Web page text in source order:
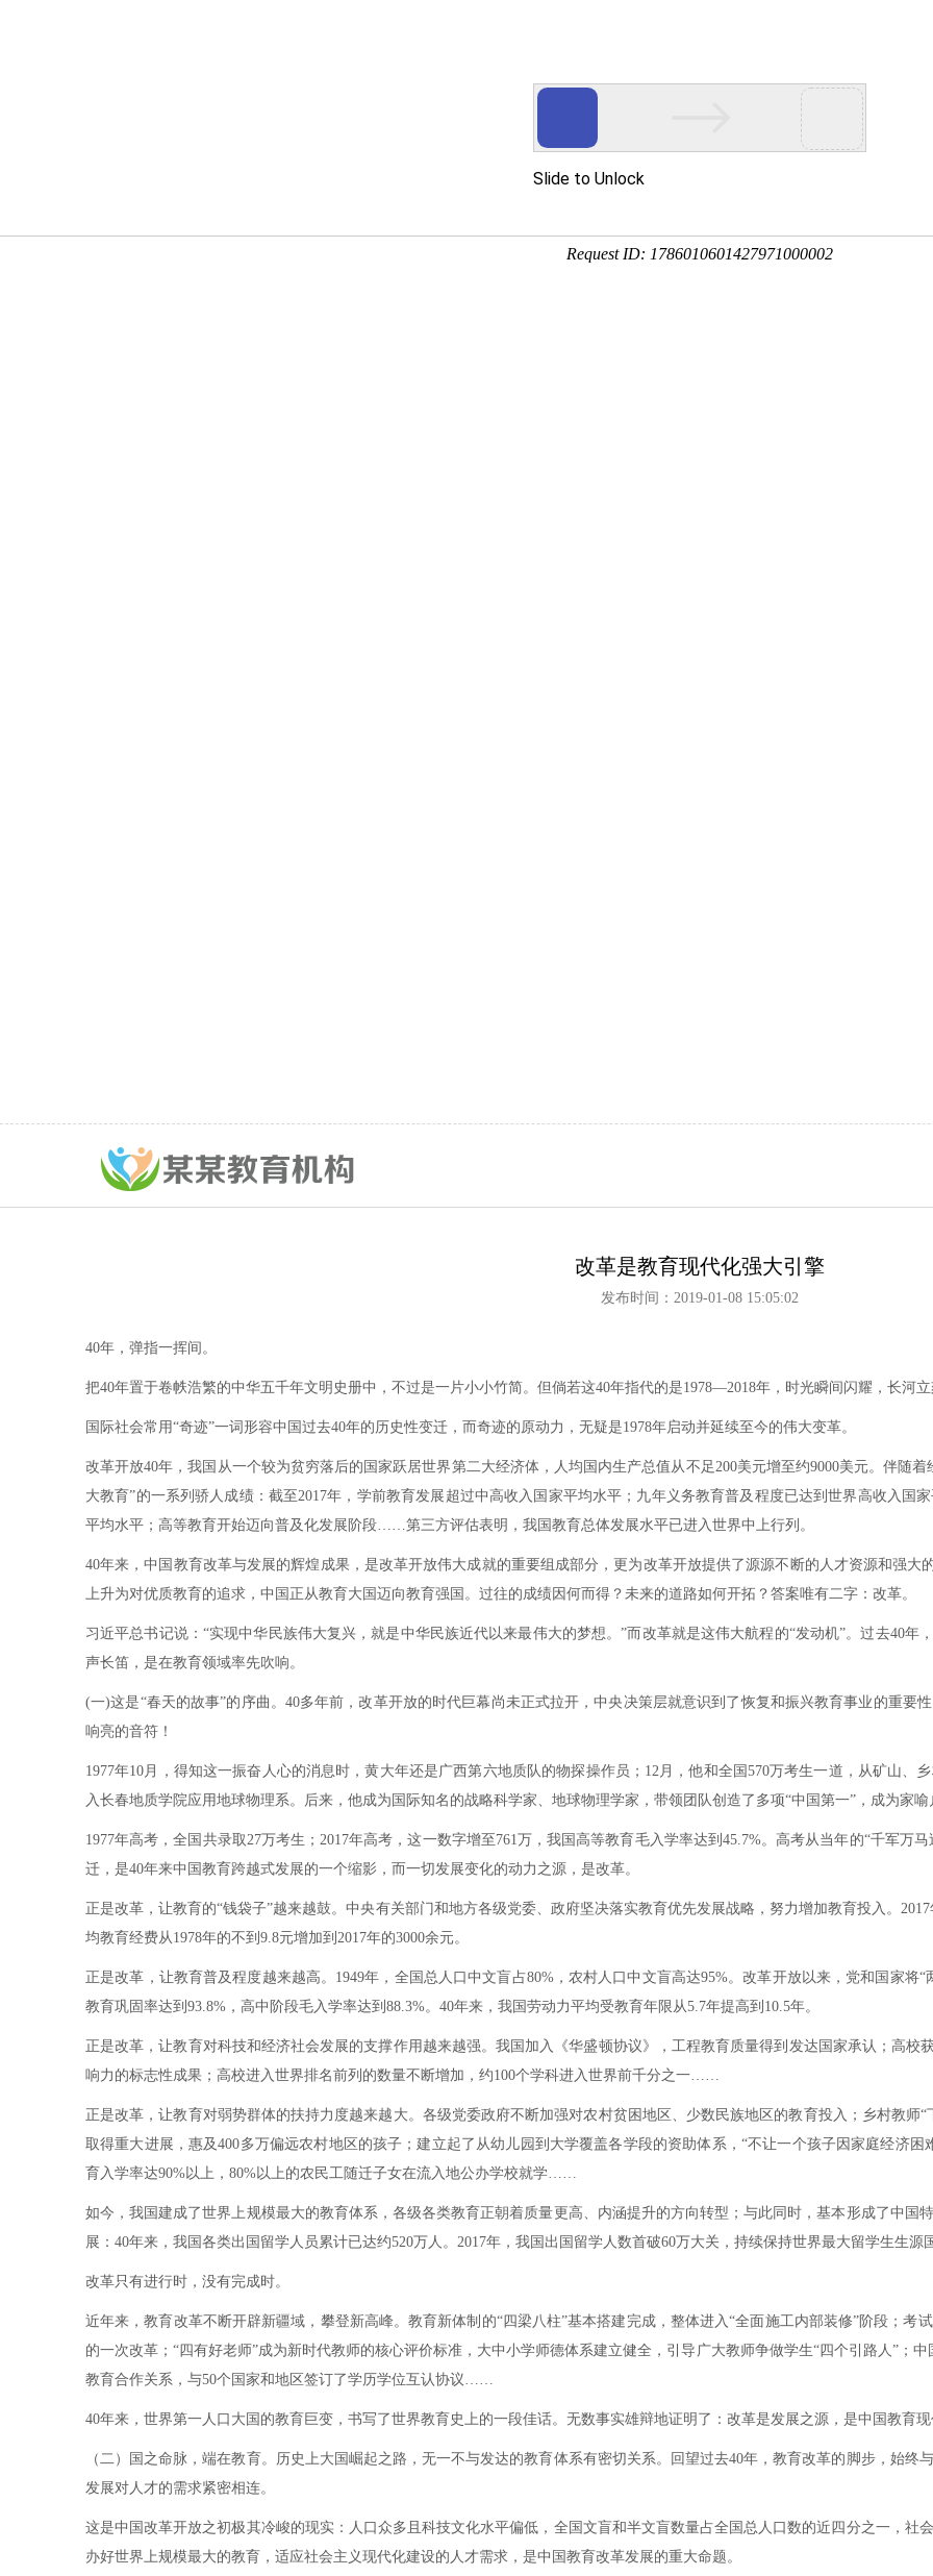
改革是教育现代化强大引擎
发布时间：2019-01-08 15:05:02
40年，弹指一挥间。
把40年置于卷帙浩繁的中华五千年文明史册中，不过是一片小小竹简。但倘若这40年指代的是1978—2018年，时光瞬间闪耀，长河立
国际社会常用“奇迹”一词形容中国过去40年的历史性变迁，而奇迹的原动力，无疑是1978年启动并延续至今的伟大变革。
改革开放40年，我国从一个较为贫穷落后的国家跃居世界第二大经济体，人均国内生产总值从不足200美元增至约9000美元。伴随
大教育”的一系列骄人成绩：截至2017年，学前教育发展超过中高收入国家平均水平；九年义务教育普及程度已达到世界高收入国
平均水平；高等教育开始迈向普及化发展阶段……第三方评估表明，我国教育总体发展水平已进入世界中上行列。
40年来，中国教育改革与发展的辉煌成果，是改革开放伟大成就的重要组成部分，更为改革开放提供了源源不断的人才资源和强大
上升为对优质教育的追求，中国正从教育大国迈向教育强国。过往的成绩因何而得？未来的道路如何开拓？答案唯有二字：改革。
习近平总书记说：“实现中华民族伟大复兴，就是中华民族近代以来最伟大的梦想。”而改革就是这伟大航程的“发动机”。过去40年
声长笛，是在教育领域率先吹响。
(一)这是“春天的故事”的序曲。40多年前，改革开放的时代巨幕尚未正式拉开，中央决策层就意识到了恢复和振兴教育事业的重要
响亮的音符！
1977年10月，得知这一振奋人心的消息时，黄大年还是广西第六地质队的物探操作员；12月，他和全国570万考生一道，从矿山、
入长春地质学院应用地球物理系。后来，他成为国际知名的战略科学家、地球物理学家，带领团队创造了多项“中国第一”，成为家
1977年高考，全国共录取27万考生；2017年高考，这一数字增至761万，我国高等教育毛入学率达到45.7%。高考从当年的“千军万
迁，是40年来中国教育跨越式发展的一个缩影，而一切发展变化的动力之源，是改革。
正是改革，让教育的“钱袋子”越来越鼓。中央有关部门和地方各级党委、政府坚决落实教育优先发展战略，努力增加教育投入。
均教育经费从1978年的不到9.8元增加到2017年的3000余元。
正是改革，让教育普及程度越来越高。1949年，全国总人口中文盲占80%，农村人口中文盲高达95%。改革开放以来，党和国家将
教育巩固率达到93.8%，高中阶段毛入学率达到88.3%。40年来，我国劳动力平均受教育年限从5.7年提高到10.5年。
正是改革，让教育对科技和经济社会发展的支撑作用越来越强。我国加入《华盛顿协议》，工程教育质量得到发达国家承认；高校
响力的标志性成果；高校进入世界排名前列的数量不断增加，约100个学科进入世界前千分之一……
正是改革，让教育对弱势群体的扶持力度越来越大。各级党委政府不断加强对农村贫困地区、少数民族地区的教育投入；乡村教师
取得重大进展，惠及400多万偏远农村地区的孩子；建立起了从幼儿园到大学覆盖各学段的资助体系，“不让一个孩子因家庭经济
育入学率达90%以上，80%以上的农民工随迁子女在流入地公办学校就学……
如今，我国建成了世界上规模最大的教育体系，各级各类教育正朝着质量更高、内涵提升的方向转型；与此同时，基本形成了中国
展：40年来，我国各类出国留学人员累计已达约520万人。2017年，我国出国留学人数首破60万大关，持续保持世界最大留学生生源
改革只有进行时，没有完成时。
近年来，教育改革不断开辟新疆域，攀登新高峰。教育新体制的“四梁八柱”基本搭建完成，整体进入“全面施工内部装修”阶段；考
的一次改革；“四有好老师”成为新时代教师的核心评价标准，大中小学师德体系建立健全，引导广大教师争做学生“四个引路人”；
教育合作关系，与50个国家和地区签订了学历学位互认协议……
40年来，世界第一人口大国的教育巨变，书写了世界教育史上的一段佳话。无数事实雄辩地证明了：改革是发展之源，是中国教育现
（二）国之命脉，端在教育。历史上大国崛起之路，无一不与发达的教育体系有密切关系。回望过去40年，教育改革的脚步，始
发展对人才的需求紧密相连。
这是中国改革开放之初极其冷峻的现实：人口众多且科技文化水平偏低，全国文盲和半文盲数量占全国总人口数的近四分之一，社
办好世界上规模最大的教育，适应社会主义现代化建设的人才需求，是中国教育改革发展的重大命题。